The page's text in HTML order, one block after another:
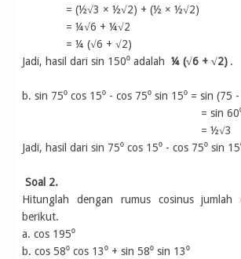
= (½√3 × ½√2) + (½ × ½√2)
= ¼√6 + ¼√2
= ¼ (√6 + √2)
Jadi, hasil dari sin 150⁰ adalah ¼ (√6 + √2) .
b. sin 75⁰ cos 15⁰ - cos 75⁰ sin 15⁰ = sin (75
= sin
= ½√3
Jadi, hasil dari sin 75⁰ cos 15⁰ - cos 75⁰ sin
Soal 2.
Hitunglah dengan rumus cosinus jumlah
berikut.
a. cos 195⁰
b. cos 58⁰ cos 13⁰ + sin 58⁰ sin 13⁰